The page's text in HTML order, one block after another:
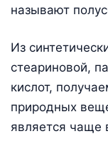
называют
Из
стеариновой,
кислот,
природных
является чаще